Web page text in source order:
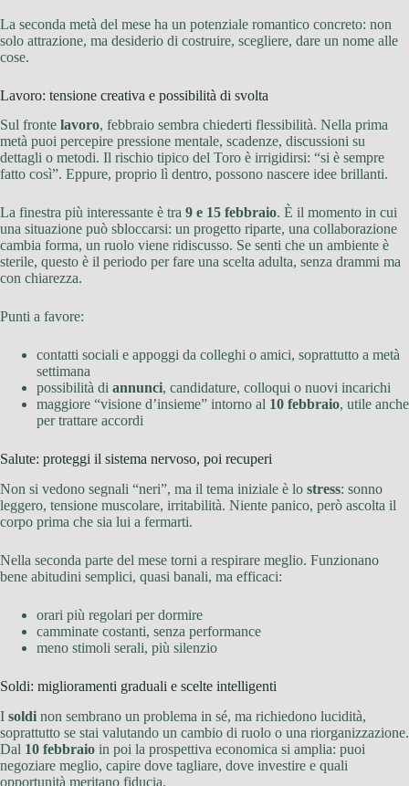
La seconda metà del mese ha un potenziale romantico concreto: non
solo attrazione, ma desiderio di costruire, scegliere, dare un nome alle
cose.
Lavoro: tensione creativa e possibilità di svolta
Sul fronte lavoro, febbraio sembra chiederti flessibilità. Nella prima
metà puoi percepire pressione mentale, scadenze, discussioni su
dettagli o metodi. Il rischio tipico del Toro è irrigidirsi: “si è sempre
fatto così”. Eppure, proprio lì dentro, possono nascere idee brillanti.
La finestra più interessante è tra 9 e 15 febbraio. È il momento in cui
una situazione può sbloccarsi: un progetto riparte, una collaborazione
cambia forma, un ruolo viene ridiscusso. Se senti che un ambiente è
sterile, questo è il periodo per fare una scelta adulta, senza drammi ma
con chiarezza.
Punti a favore:
contatti sociali e appoggi da colleghi o amici, soprattutto a metà
settimana
possibilità di annunci, candidature, colloqui o nuovi incarichi
maggiore “visione d’insieme” intorno al 10 febbraio, utile anche
per trattare accordi
Salute: proteggi il sistema nervoso, poi recuperi
Non si vedono segnali “neri”, ma il tema iniziale è lo stress: sonno
leggero, tensione muscolare, irritabilità. Niente panico, però ascolta il
corpo prima che sia lui a fermarti.
Nella seconda parte del mese torni a respirare meglio. Funzionano
bene abitudini semplici, quasi banali, ma efficaci:
orari più regolari per dormire
camminate costanti, senza performance
meno stimoli serali, più silenzio
Soldi: miglioramenti graduali e scelte intelligenti
I soldi non sembrano un problema in sé, ma richiedono lucidità,
soprattutto se stai valutando un cambio di ruolo o una riorganizzazione.
Dal 10 febbraio in poi la prospettiva economica si amplia: puoi
negoziare meglio, capire dove tagliare, dove investire e quali
opportunità meritano fiducia.